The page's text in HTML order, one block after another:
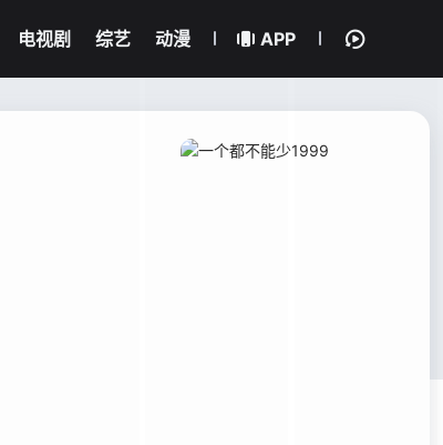
电视剧 综艺 动漫 APP